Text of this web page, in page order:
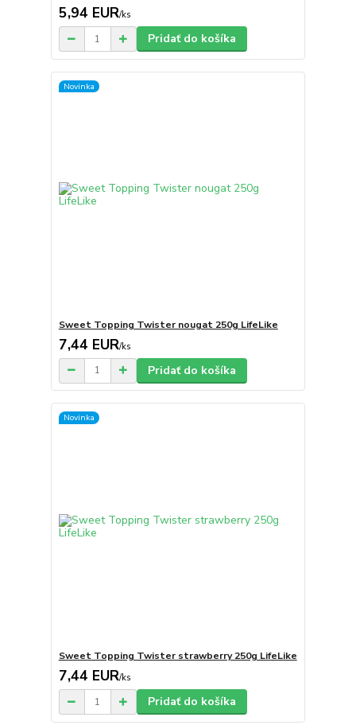
5,94 EUR/ks
Pridať do košíka
Novinka
Sweet Topping Twister nougat 250g LifeLike
7,44 EUR/ks
Pridať do košíka
Novinka
Sweet Topping Twister strawberry 250g LifeLike
7,44 EUR/ks
Pridať do košíka